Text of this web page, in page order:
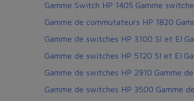
Gamme Switch HP 1405 Gamme
Gamme de commutateurs HP 1820
Gamme de switches HP 3100 SI et EI
Gamme de switches HP 5120 SI et EI
Gamme de switches HP 2910 Gamme
Gamme de switches HP 3500 Gamme